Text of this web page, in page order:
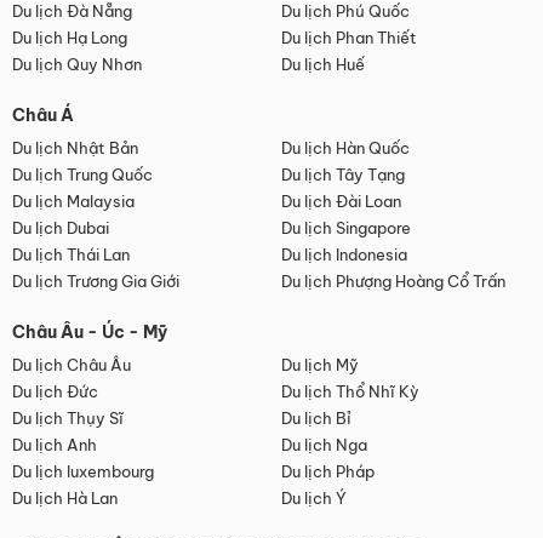
Du lịch Đà Nẵng
Du lịch Phú Quốc
Du lịch Hạ Long
Du lịch Phan Thiết
Du lịch Quy Nhơn
Du lịch Huế
Châu Á
Du lịch Nhật Bản
Du lịch Hàn Quốc
Du lịch Trung Quốc
Du lịch Tây Tạng
Du lịch Malaysia
Du lịch Đài Loan
Du lịch Dubai
Du lịch Singapore
Du lịch Thái Lan
Du lịch Indonesia
Du lịch Trương Gia Giới
Du lịch Phượng Hoàng Cổ Trấn
Châu Âu - Úc - Mỹ
Du lịch Châu Âu
Du lịch Mỹ
Du lịch Đức
Du lịch Thổ Nhĩ Kỳ
Du lịch Thụy Sĩ
Du lịch Bỉ
Du lịch Anh
Du lịch Nga
Du lịch luxembourg
Du lịch Pháp
Du lịch Hà Lan
Du lịch Ý